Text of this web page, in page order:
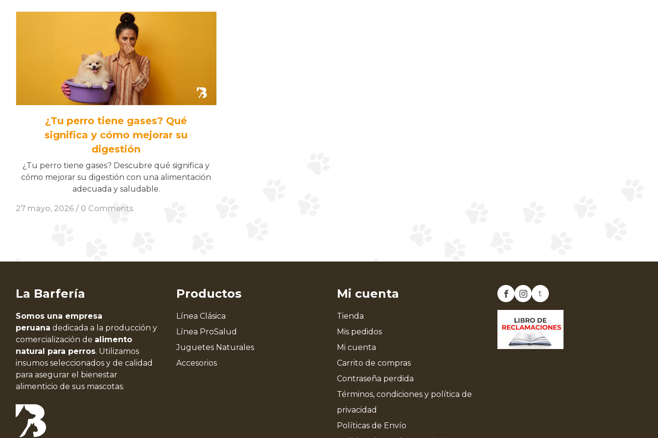
¿Tu perro tiene gases? Qué
significa y cómo mejorar su
digestión
¿Tu perro tiene gases? Descubre qué significa y
cómo mejorar su digestión con una alimentación
adecuada y saludable.
27 mayo, 2026 / 0 Comments
La Barfería
Somos una empresa
peruana dedicada a la producción y
comercialización de alimento
natural para perros. Utilizamos
insumos seleccionados y de calidad
para asegurar el bienestar
alimenticio de sus mascotas.
Productos
Línea Clásica
Línea ProSalud
Juguetes Naturales
Accesorios
Mi cuenta
Tienda
Mis pedidos
Mi cuenta
Carrito de compras
Contraseña perdida
Términos, condiciones y política de
privacidad
Políticas de Envío
t